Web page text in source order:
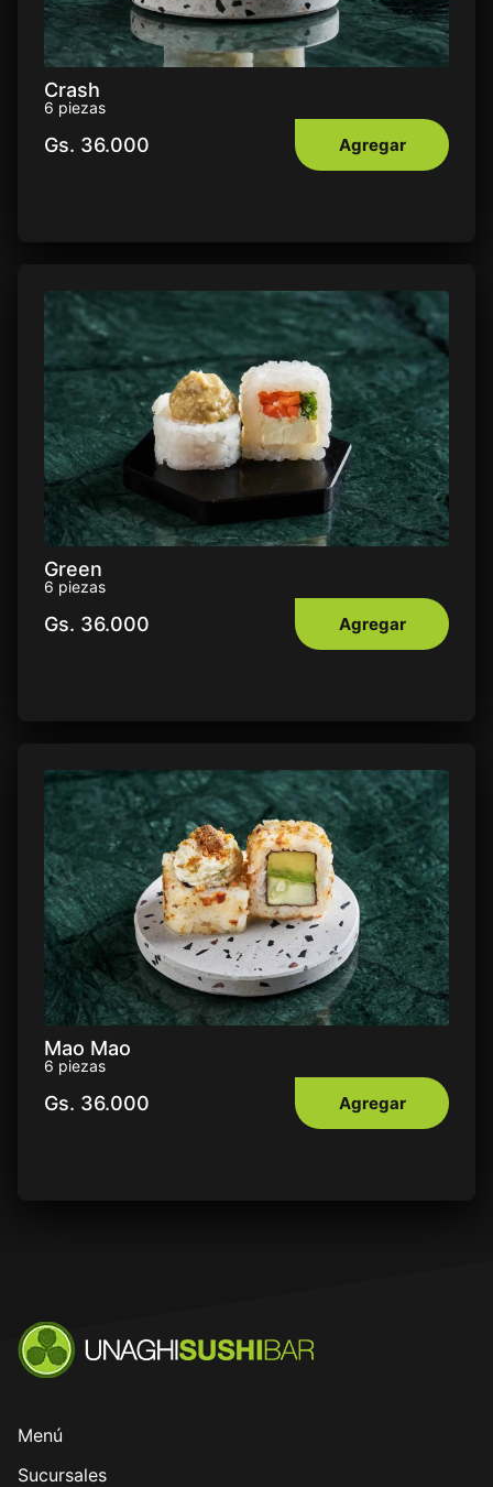
Crash
6 piezas
Gs. 36.000 Agregar
Green
6 piezas
Gs. 36.000 Agregar
Mao Mao
6 piezas
Gs. 36.000 Agregar
Menú
Sucursales